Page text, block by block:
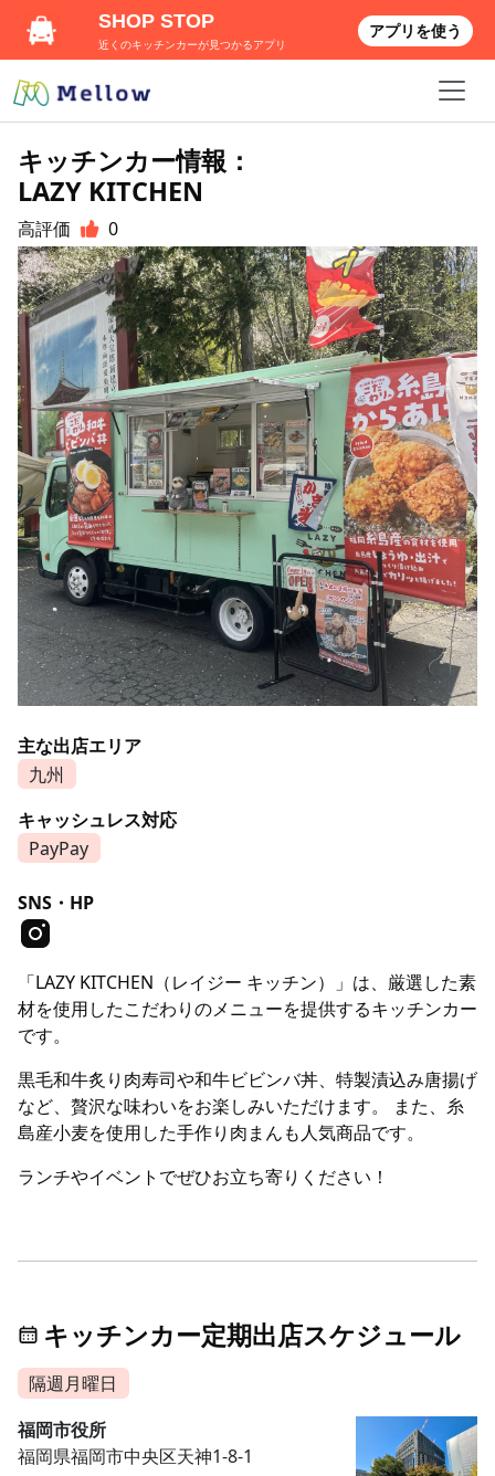
キッチンカー情報：
LAZY KITCHEN
高評価 0
主な出店エリア
九州
キャッシュレス対応
PayPay
SNS・HP
「LAZY KITCHEN（レイジー キッチン）」は、厳選した素
材を使用したこだわりのメニューを提供するキッチンカー
です。
黒毛和牛炙り肉寿司や和牛ビビンバ丼、特製漬込み唐揚げ
など、贅沢な味わいをお楽しみいただけます。 また、糸
島産小麦を使用した手作り肉まんも人気商品です。
ランチやイベントでぜひお立ち寄りください！
キッチンカー定期出店スケジュール
隔週月曜日
福岡市役所
福岡県福岡市中央区天神1-8-1
SHOP STOP
近くのキッチンカーが見つかるアプリ
アプリを使う